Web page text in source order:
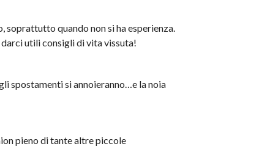
quando non si ha esperienza.
darci utili consigli di vita vissuta!
spostamenti si annoieranno…e la noia
pieno di tante altre piccole